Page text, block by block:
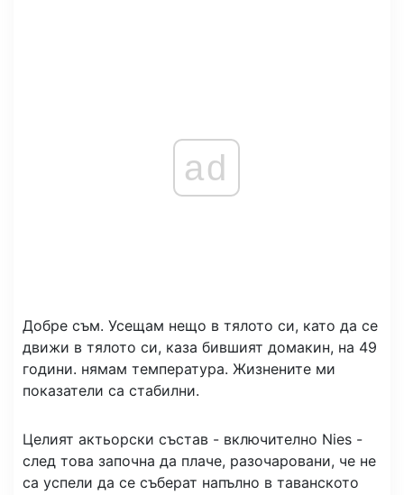
ad
Добре съм. Усещам нещо в тялото си, като да се
движи в тялото си, каза бившият домакин, на 49
години. нямам температура. Жизнените ми
показатели са стабилни.
Целият актьорски състав - включително Nies -
след това започна да плаче, разочаровани, че не
са успели да се съберат напълно в таванското